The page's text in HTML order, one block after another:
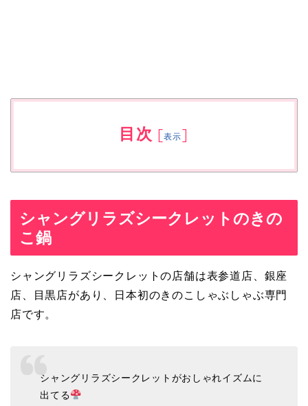
目次 [表示]
シャングリラズシークレットのきの
こ鍋
シャングリラズシークレットの店舗は表参道店、銀座
店、目黒店があり、日本初のきのこしゃぶしゃぶ専門
店です。
シャングリラズシークレットがおしゃれイズムに
出てる